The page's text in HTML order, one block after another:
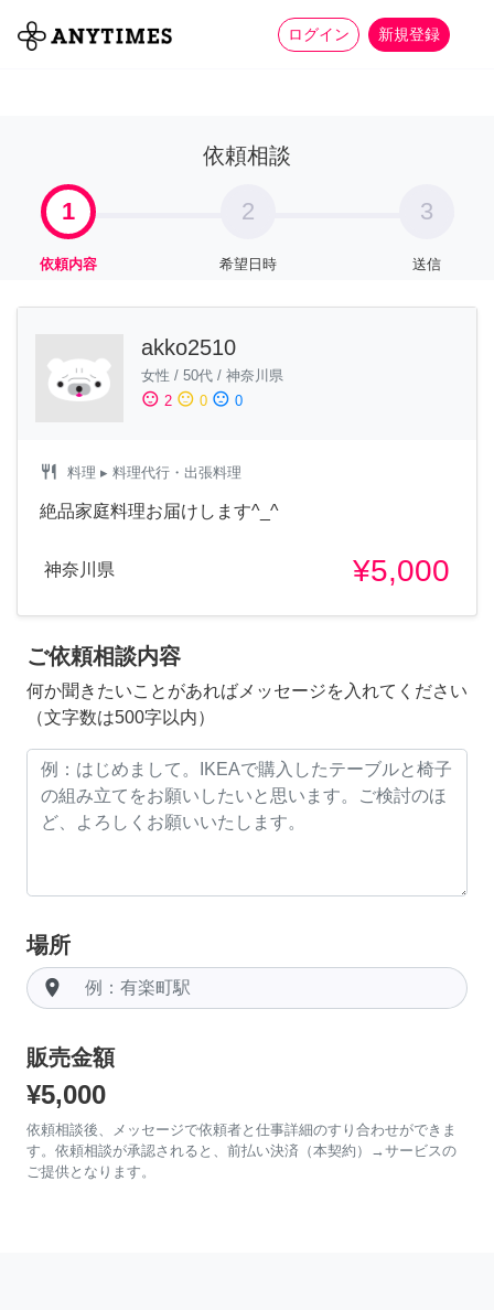
ログイン 新規登録
全て 家事 more_horiz
依頼相談
1
依頼内容
2
希望日時
3
送信
akko2510
女性 / 50代 / 神奈川県
sentiment_satisfied 2 sentiment_neutral 0 sentiment_dissatisfied 0
restaurant 料理 ▸ 料理代行・出張料理
絶品家庭料理お届けします^_^
神奈川県 ¥5,000
ご依頼相談内容
何か聞きたいことがあればメッセージを入れてください
（文字数は500字以内）
場所
room
販売金額
¥5,000
依頼相談後、メッセージで依頼者と仕事詳細のすり合わせができま
す。依頼相談が承認されると、前払い決済（本契約）→サービスの
ご提供となります。